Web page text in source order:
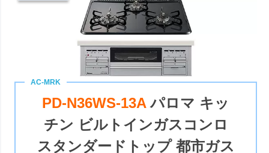
PD-N36WS-13Aパロマ キッ
チン ビルトインガスコンロ
スタンダードトップ 都市ガス